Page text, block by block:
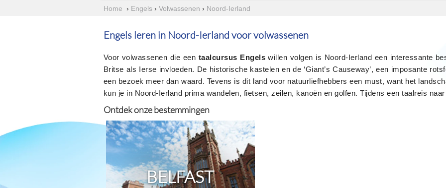
Home › Engels› Volwassenen › Noord-Ierland
Engels leren in Noord-Ierland voor volwassenen
Voor volwassenen die een taalcursus Engels willen volgen is Noord-Ierland een interessante
Britse als Ierse invloeden. De historische kastelen en de ‘Giant’s Causeway’, een imposante
een bezoek meer dan waard. Tevens is dit land voor natuurliefhebbers een must, want het
kun je in Noord-Ierland prima wandelen, fietsen, zeilen, kanoën en golfen. Tijdens een taalreis
Ontdek onze bestemmingen
BELFAST